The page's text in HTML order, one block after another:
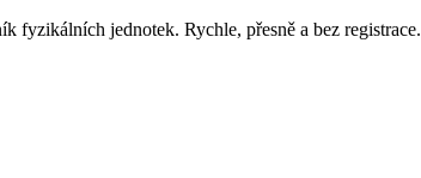
fyzikálních jednotek. Rychle, přesně a bez registrace.